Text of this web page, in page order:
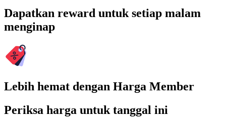
Dapatkan reward untuk setiap malam
menginap
Lebih hemat dengan Harga Member
Periksa harga untuk tanggal ini